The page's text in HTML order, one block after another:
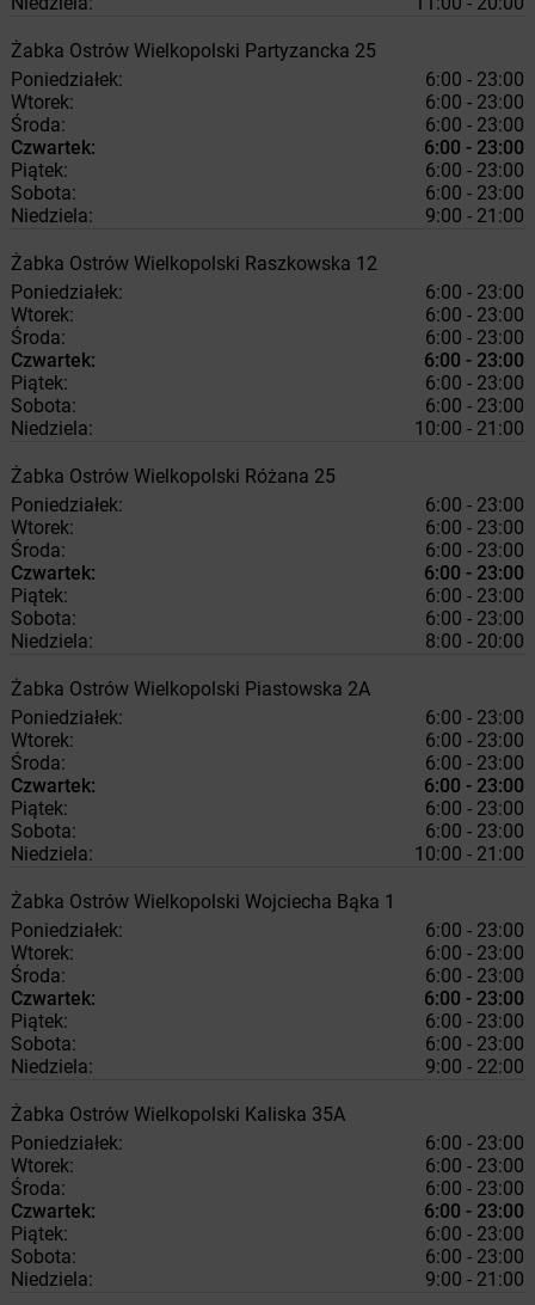
Żabka Ostrów Wielkopolski Partyzancka 25
Poniedziałek:
6:00 - 23:00
Wtorek:
6:00 - 23:00
Środa:
6:00 - 23:00
Czwartek:
6:00 - 23:00
Piątek:
6:00 - 23:00
Sobota:
6:00 - 23:00
Niedziela:
9:00 - 21:00
Żabka Ostrów Wielkopolski Raszkowska 12
Poniedziałek:
6:00 - 23:00
Wtorek:
6:00 - 23:00
Środa:
6:00 - 23:00
Czwartek:
6:00 - 23:00
Piątek:
6:00 - 23:00
Sobota:
6:00 - 23:00
Niedziela:
10:00 - 21:00
Żabka Ostrów Wielkopolski Różana 25
Poniedziałek:
6:00 - 23:00
Wtorek:
6:00 - 23:00
Środa:
6:00 - 23:00
Czwartek:
6:00 - 23:00
Piątek:
6:00 - 23:00
Sobota:
6:00 - 23:00
Niedziela:
8:00 - 20:00
Żabka Ostrów Wielkopolski Piastowska 2A
Poniedziałek:
6:00 - 23:00
Wtorek:
6:00 - 23:00
Środa:
6:00 - 23:00
Czwartek:
6:00 - 23:00
Piątek:
6:00 - 23:00
Sobota:
6:00 - 23:00
Niedziela:
10:00 - 21:00
Żabka Ostrów Wielkopolski Wojciecha Bąka 1
Poniedziałek:
6:00 - 23:00
Wtorek:
6:00 - 23:00
Środa:
6:00 - 23:00
Czwartek:
6:00 - 23:00
Piątek:
6:00 - 23:00
Sobota:
6:00 - 23:00
Niedziela:
9:00 - 22:00
Żabka Ostrów Wielkopolski Kaliska 35A
Poniedziałek:
6:00 - 23:00
Wtorek:
6:00 - 23:00
Środa:
6:00 - 23:00
Czwartek:
6:00 - 23:00
Piątek:
6:00 - 23:00
Sobota:
6:00 - 23:00
Niedziela:
9:00 - 21:00